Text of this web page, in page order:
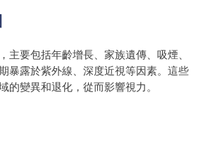
主要包括年齡增長、家族遺傳、吸煙、
暴露於紫外線、深度近視等因素。這些
的變異和退化，從而影響視力。